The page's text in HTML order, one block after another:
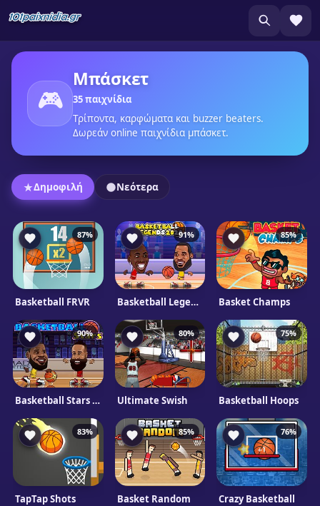
🎮
Μπάσκετ
35 παιχνίδια
Τρίποντα, καρφώματα και buzzer beaters.
Δωρεάν online παιχνίδια μπάσκετ.
Δημοφιλή Νεότερα
87%
Basketball FRVR
91%
Basketball Legends 2020
85%
Basket Champs
90%
Basketball Stars Mobile
80%
Ultimate Swish
75%
Basketball Hoops
83%
TapTap Shots
85%
Basket Random
76%
Crazy Basketball